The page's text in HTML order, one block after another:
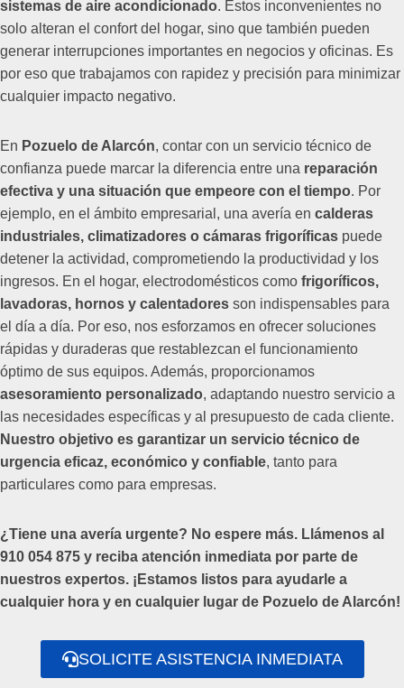
sistemas de aire acondicionado. Estos inconvenientes no
solo alteran el confort del hogar, sino que también pueden
generar interrupciones importantes en negocios y oficinas. Es
por eso que trabajamos con rapidez y precisión para minimizar
cualquier impacto negativo.
En Pozuelo de Alarcón, contar con un servicio técnico de
confianza puede marcar la diferencia entre una reparación
efectiva y una situación que empeore con el tiempo. Por
ejemplo, en el ámbito empresarial, una avería en calderas
industriales, climatizadores o cámaras frigoríficas puede
detener la actividad, comprometiendo la productividad y los
ingresos. En el hogar, electrodomésticos como frigoríficos,
lavadoras, hornos y calentadores son indispensables para
el día a día. Por eso, nos esforzamos en ofrecer soluciones
rápidas y duraderas que restablezcan el funcionamiento
óptimo de sus equipos. Además, proporcionamos
asesoramiento personalizado, adaptando nuestro servicio a
las necesidades específicas y al presupuesto de cada cliente.
Nuestro objetivo es garantizar un servicio técnico de
urgencia eficaz, económico y confiable, tanto para
particulares como para empresas.
¿Tiene una avería urgente? No espere más. Llámenos al
910 054 875 y reciba atención inmediata por parte de
nuestros expertos. ¡Estamos listos para ayudarle a
cualquier hora y en cualquier lugar de Pozuelo de Alarcón!
SOLICITE ASISTENCIA INMEDIATA